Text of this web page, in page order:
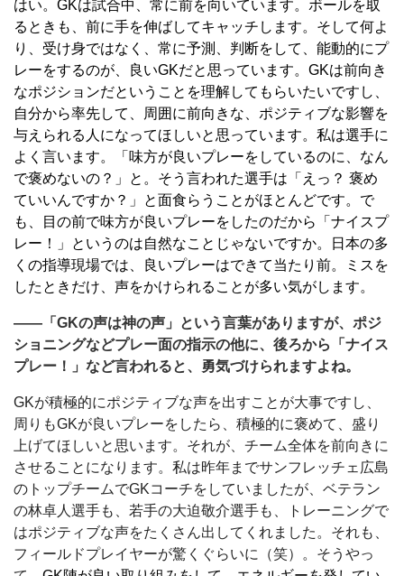
はい。GKは試合中、常に前を向いています。ボールを取
るときも、前に手を伸ばしてキャッチします。そして何よ
り、受け身ではなく、常に予測、判断をして、能動的にプ
レーをするのが、良いGKだと思っています。GKは前向き
なポジションだということを理解してもらいたいですし、
自分から率先して、周囲に前向きな、ポジティブな影響を
与えられる人になってほしいと思っています。私は選手に
よく言います。「味方が良いプレーをしているのに、なん
で褒めないの？」と。そう言われた選手は「えっ？ 褒め
ていいんですか？」と面食らうことがほとんどです。で
も、目の前で味方が良いプレーをしたのだから「ナイスプ
レー！」というのは自然なことじゃないですか。日本の多
くの指導現場では、良いプレーはできて当たり前。ミスを
したときだけ、声をかけられることが多い気がします。
――「GKの声は神の声」という言葉がありますが、ポジ
ショニングなどプレー面の指示の他に、後ろから「ナイス
プレー！」など言われると、勇気づけられますよね。
GKが積極的にポジティブな声を出すことが大事ですし、
周りもGKが良いプレーをしたら、積極的に褒めて、盛り
上げてほしいと思います。それが、チーム全体を前向きに
させることになります。私は昨年までサンフレッチェ広島
のトップチームでGKコーチをしていましたが、ベテラン
の林卓人選手も、若手の大迫敬介選手も、トレーニングで
はポジティブな声をたくさん出してくれました。それも、
フィールドプレイヤーが驚くぐらいに（笑）。そうやっ